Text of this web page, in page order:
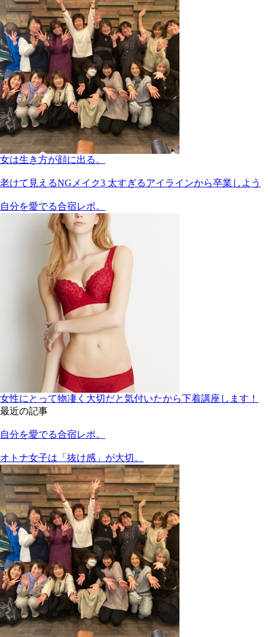
女は生き方が顔に出る。
老けて見えるNGメイク3 太すぎるアイラインから卒業しよう
自分を愛でる合宿レポ。
女性にとって物凄く大切だと気付いたから下着講座します！
最近の記事
自分を愛でる合宿レポ。
オトナ女子は「抜け感」が大切。